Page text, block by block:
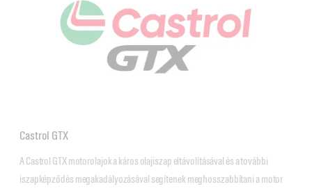
Castrol GTX
A Castrol GTX motorolajok a káros olajiszap eltávolításával és a további
iszapképződés megakadályozásával segítenek meghosszabbítani a motor